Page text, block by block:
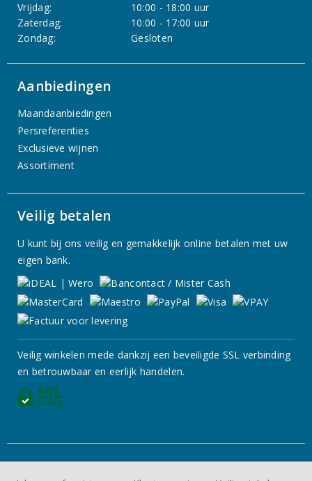
Vrijdag:
10:00 - 18:00 uur
Zaterdag:
10:00 - 17:00 uur
Zondag:
Gesloten
Aanbiedingen
Maandaanbiedingen
Persreferenties
Exclusieve wijnen
Assortiment
Veilig betalen
U kunt bij ons veilig en gemakkelijk online betalen met uw
eigen bank.
Veilig winkelen mede dankzij een beveiligde SSL verbinding
en betrouwbaar en eerlijk handelen.